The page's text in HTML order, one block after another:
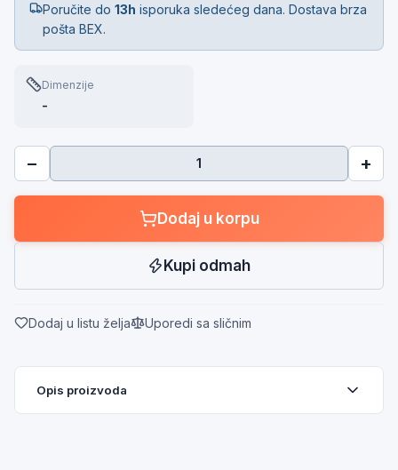
Poručite do13h isporuka sledećeg dana. Dostava brza
pošta BEX.
Dimenzije
-
− +
Dodaj u korpu
Kupi odmah
Dodaj u listu želja Uporedi sa sličnim
Opis proizvoda